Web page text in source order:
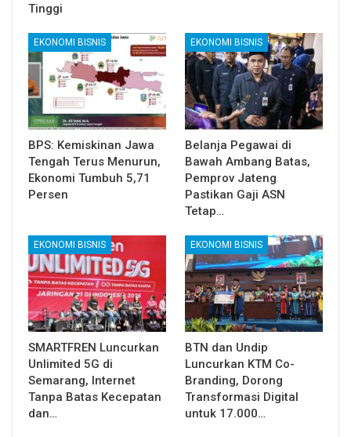
Tinggi
EKONOMI BISNIS
BPS: Kemiskinan Jawa
Tengah Terus Menurun,
Ekonomi Tumbuh 5,71
Persen
EKONOMI BISNIS
Belanja Pegawai di
Bawah Ambang Batas,
Pemprov Jateng
Pastikan Gaji ASN
Tetap…
EKONOMI BISNIS
SMARTFREN Luncurkan
Unlimited 5G di
Semarang, Internet
Tanpa Batas Kecepatan
dan…
EKONOMI BISNIS
BTN dan Undip
Luncurkan KTM Co-
Branding, Dorong
Transformasi Digital
untuk 17.000…